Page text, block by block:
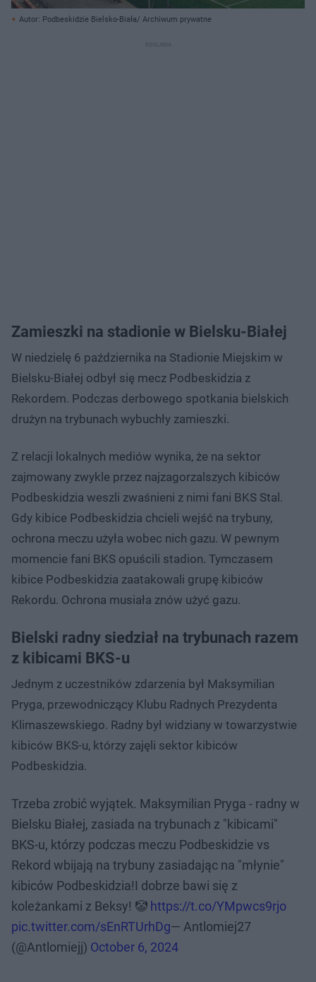
Autor: Podbeskidzie Bielsko-Biała/ Archiwum prywatne
Zamieszki na stadionie w Bielsku-Białej
W niedzielę 6 października na Stadionie Miejskim w
Bielsku-Białej odbył się mecz Podbeskidzia z
Rekordem. Podczas derbowego spotkania bielskich
drużyn na trybunach wybuchły zamieszki.
Z relacji lokalnych mediów wynika, że na sektor
zajmowany zwykle przez najzagorzalszych kibiców
Podbeskidzia weszli zwaśnieni z nimi fani BKS Stal.
Gdy kibice Podbeskidzia chcieli wejść na trybuny,
ochrona meczu użyła wobec nich gazu. W pewnym
momencie fani BKS opuścili stadion. Tymczasem
kibice Podbeskidzia zaatakowali grupę kibiców
Rekordu. Ochrona musiała znów użyć gazu.
Bielski radny siedział na trybunach razem
z kibicami BKS-u
Jednym z uczestników zdarzenia był Maksymilian
Pryga, przewodniczący Klubu Radnych Prezydenta
Klimaszewskiego. Radny był widziany w towarzystwie
kibiców BKS-u, którzy zajęli sektor kibiców
Podbeskidzia.
Trzeba zrobić wyjątek. Maksymilian Pryga - radny w
Bielsku Białej, zasiada na trybunach z "kibicami"
BKS-u, którzy podczas meczu Podbeskidzie vs
Rekord wbijają na trybuny zasiadając na "młynie"
kibiców Podbeskidzia!I dobrze bawi się z
koleżankami z Beksy! 🤡 https://t.co/YMpwcs9rjo
pic.twitter.com/sEnRTUrhDg— Antlomiej27
(@Antlomiejj) October 6, 2024